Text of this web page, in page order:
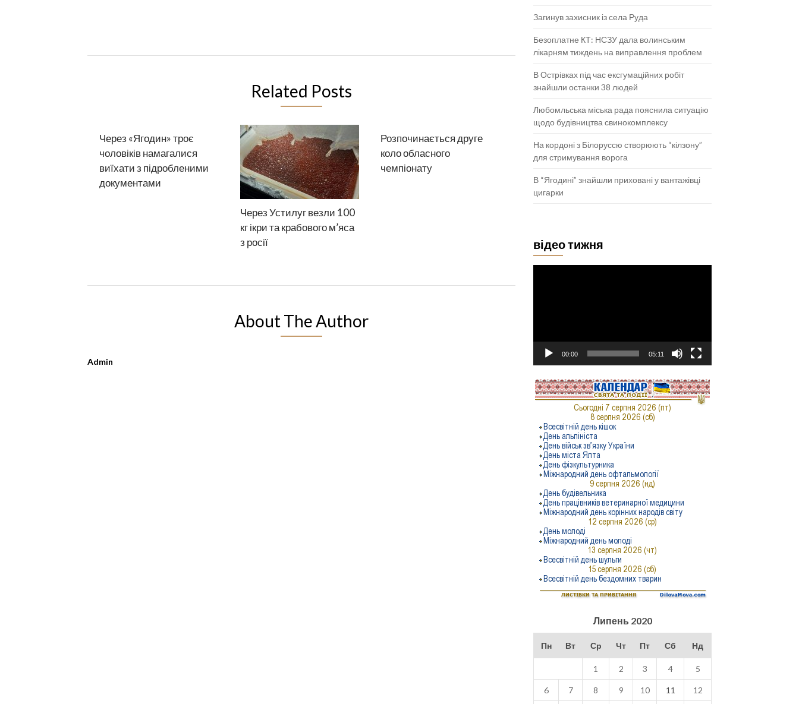
Related Posts
Через «Ягодин» троє
чоловіків намагалися
виїхати з підробленими
документами
Через Устилуг везли 100
кг ікри та крабового м’яса
з росії
Розпочинається друге
коло обласного
чемпіонату
About The Author
Admin
Загинув захисник із села Руда
Безоплатне КТ: НСЗУ дала волинським
лікарням тиждень на виправлення проблем
В Острівках під час ексгумаційних робіт
знайшли останки 38 людей
Любомльська міська рада пояснила ситуацію
щодо будівництва свинокомплексу
На кордоні з Білоруссю створюють “кілзону”
для стримування ворога
В “Ягодині” знайшли приховані у вантажівці
цигарки
відео тижня
00:00 05:11
Липень 2020
Пн Вт Ср Чт Пт Сб Нд
1 2 3 4 5
6 7 8 9 10 11 12